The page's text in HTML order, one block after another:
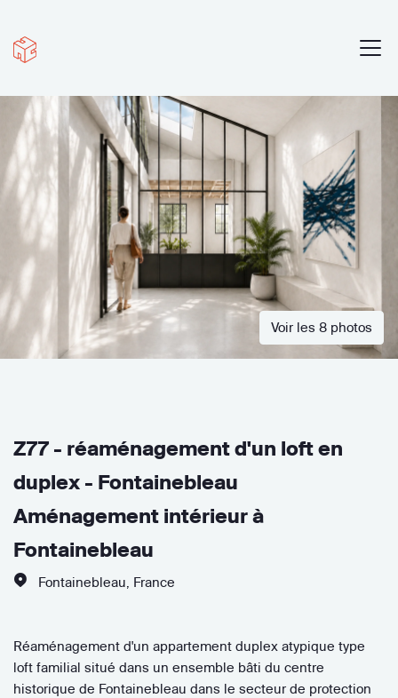
Voir les 8 photos
Z77 - réaménagement d'un loft en
duplex - Fontainebleau
Aménagement intérieur à
Fontainebleau
Fontainebleau France
Réaménagement d'un appartement duplex atypique type
loft familial situé dans un ensemble bâti du centre
historique de Fontainebleau dans le secteur de protection